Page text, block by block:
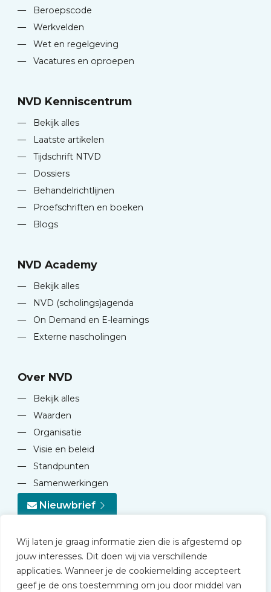
Wij laten je graag informatie zien die is afgestemd op
jouw interesses. Dit doen wij via verschillende
applicaties. Wanneer je de cookiemelding accepteert
geef je de ons toestemming om jou door middel van
—
Beroepscode
—
Werkvelden
—
Wet en regelgeving
—
Vacatures en oproepen
NVD Kenniscentrum
—
Bekijk alles
—
Laatste artikelen
—
Tijdschrift NTVD
—
Dossiers
—
Behandelrichtlijnen
—
Proefschriften en boeken
—
Blogs
NVD Academy
—
Bekijk alles
—
NVD (scholings)agenda
—
On Demand en E-learnings
—
Externe nascholingen
Over NVD
—
Bekijk alles
—
Waarden
—
Organisatie
—
Visie en beleid
—
Standpunten
—
Samenwerkingen
Nieuwbrief
© 2026 NVD